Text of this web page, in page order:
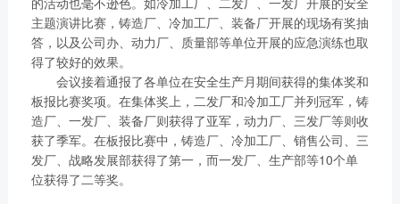
获取更多帮助
联系我们
订购咨询
销售服务热线：
0775-3220350
24小时售后服务热线：
+86 95098
+86 95098
主题演讲比赛，铸造厂、冷加工厂、装备厂开展的现场有奖抽
答，以及公司办、动力厂、质量部等单位开展的应急演练也取
得了较好的效果。
会议接着通报了各单位在安全生产月期间获得的集体奖和
板报比赛奖项。在集体奖上，二发厂和冷加工厂并列冠军，铸
造厂、一发厂、装备厂则获得了亚军，动力厂、三发厂等则收
获了季军。在板报比赛中，铸造厂、冷加工厂、销售公司、三
发厂、战略发展部获得了第一，而一发厂、生产部等10个单
位获得了二等奖。